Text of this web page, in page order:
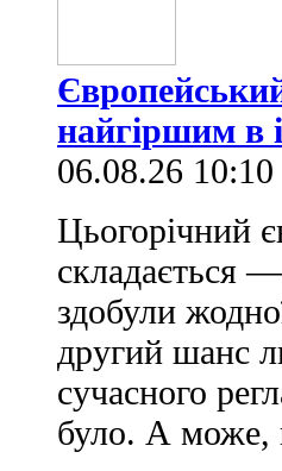
найгіршим в
06.08.26 10:10
Цьогорічний
складається
здобули
другий шанс
сучасного
було. А може,